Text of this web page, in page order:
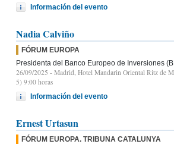
Información del evento
Nadia Calviño
FÓRUM EUROPA
Presidenta del Banco Europeo de Inversiones
26/09/2025 - Madrid, Hotel Mandarin Oriental Ritz de
5) 9:00 horas
Información del evento
Ernest Urtasun
FÓRUM EUROPA. TRIBUNA CATALUNYA